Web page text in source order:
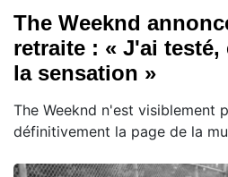
The Weeknd
retraite : « J'ai
la sensation »
The Weeknd n'est visiblement
définitivement la page de la